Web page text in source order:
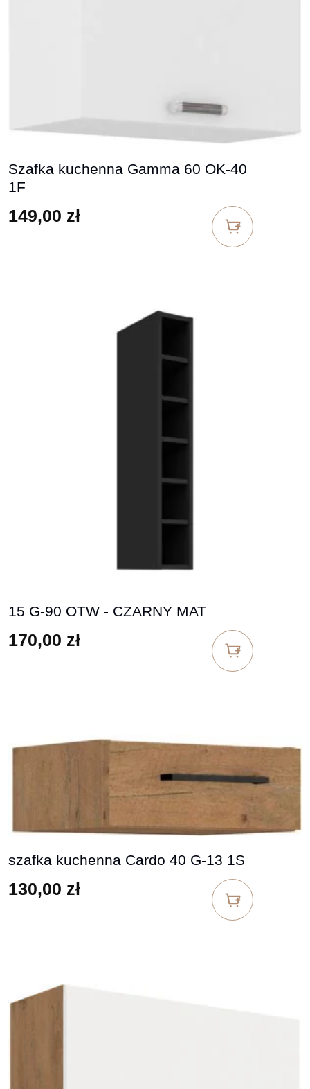
Szafka kuchenna Gamma 60 OK-40
1F
149,00 zł
15 G-90 OTW - CZARNY MAT
170,00 zł
szafka kuchenna Cardo 40 G-13 1S
130,00 zł